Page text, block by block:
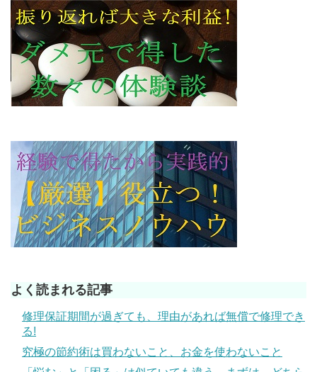
よく読まれる記事
修理保証期間が過ぎても、理由があれば無償で修理でき
る!
究極の節約術は買わないこと、お金を使わないこと